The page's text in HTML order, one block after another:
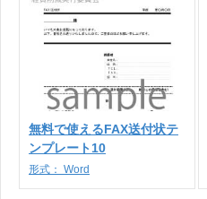
無料で使えるFAX送付状テ
ンプレート10
形式： Word